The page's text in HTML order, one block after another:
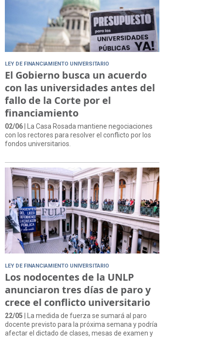
LEY DE FINANCIAMIENTO UNIVERSITARIO
El Gobierno busca un acuerdo
con las universidades antes del
fallo de la Corte por el
financiamiento
02/06 | La Casa Rosada mantiene negociaciones
con los rectores para resolver el conflicto por los
fondos universitarios.
LEY DE FINANCIAMIENTO UNIVERSITARIO
Los nodocentes de la UNLP
anunciaron tres días de paro y
crece el conflicto universitario
22/05 | La medida de fuerza se sumará al paro
docente previsto para la próxima semana y podría
afectar el dictado de clases, mesas de examen y